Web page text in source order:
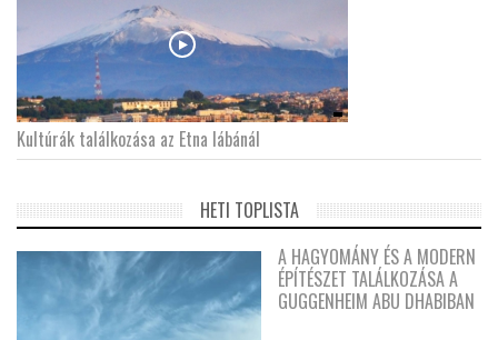
Kultúrák találkozása az Etna lábánál
HETI TOPLISTA
A HAGYOMÁNY ÉS A MODERN
ÉPÍTÉSZET TALÁLKOZÁSA A
GUGGENHEIM ABU DHABIBAN